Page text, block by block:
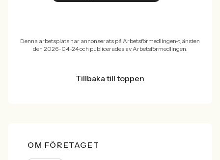
Denna arbetsplats har annonserats på Arbetsförmedlingen-tjänsten
den 2026-04-24 och publicerades av Arbetsförmedlingen.
Tillbaka till toppen
OM FÖRETAGET